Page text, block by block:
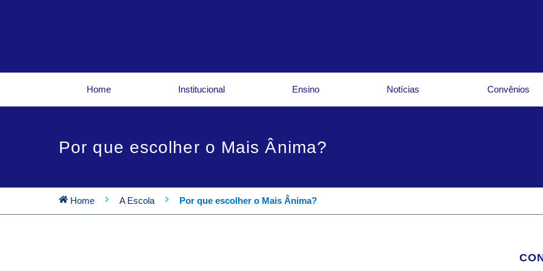
Home Institucional Ensino Notícias Convênios
Por que escolher o Mais Ânima?
Home A Escola Por que escolher o Mais Ânima?